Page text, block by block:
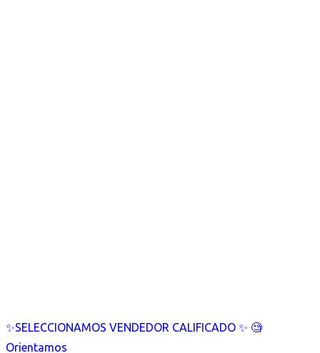
✨SELECCIONAMOS VENDEDOR CALIFICADO ✨ 🧐
Orientamos